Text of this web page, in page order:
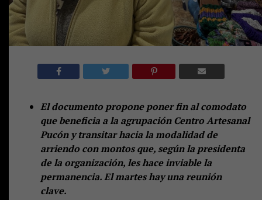
El documento propone poner fin al comodato
que beneficia a la agrupación Centro Artesanal
Pucón y transitar hacia la modalidad de
arriendo con montos que, según la presidenta
de la organización, les hace inviable la
permanencia. El martes hay una reunión
clave.